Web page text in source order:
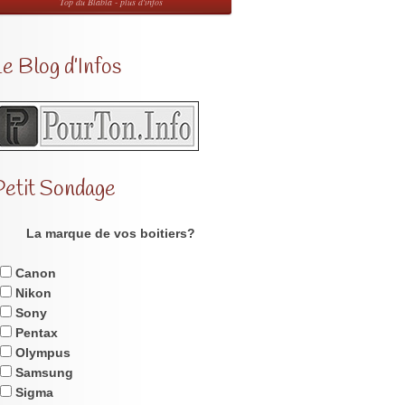
Blog d’Infos
Sondage
La marque de vos boitiers?
Canon
Nikon
Sony
Pentax
Olympus
Samsung
Sigma